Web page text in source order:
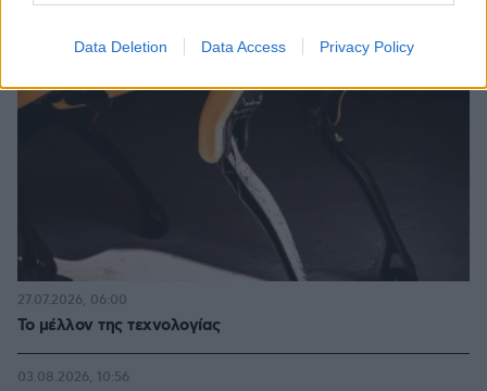
Data Deletion Data Access Privacy Policy
Το μέλλον της τεχνολογίας
27.07.2026, 06:00
03.08.2026, 10:56